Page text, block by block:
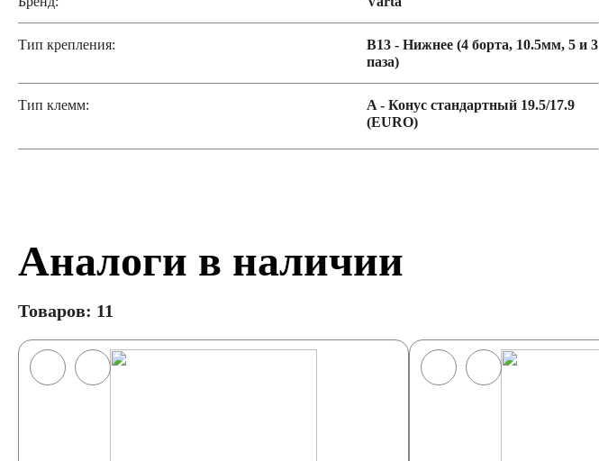
Тип крепления:
B13 - Нижнее (4 борта, 10.5мм, 5 и 3
паза)
Тип клемм:
A - Конус стандартный 19.5/17.9
(EURO)
Аналоги в наличии
Товаров: 11